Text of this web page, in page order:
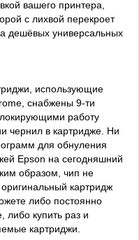
вашего принтера,
с лихвой перекроет
дешёвых универсальных
использующие
снабжены 9-ти
работу
чернил в картридже. Ни
для обнуления
Epson на сегодняшний
образом, чип не
оригинальный картридж
либо постоянно
либо купить раз и
картриджи.